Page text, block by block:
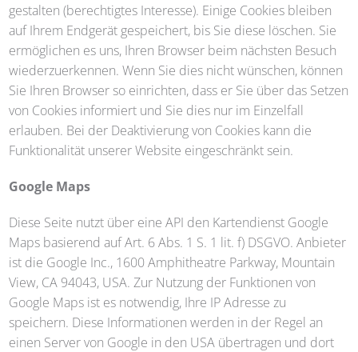
gestalten (berechtigtes Interesse). Einige Cookies bleiben
auf Ihrem Endgerät gespeichert, bis Sie diese löschen. Sie
ermöglichen es uns, Ihren Browser beim nächsten Besuch
wiederzuerkennen. Wenn Sie dies nicht wünschen, können
Sie Ihren Browser so einrichten, dass er Sie über das Setzen
von Cookies informiert und Sie dies nur im Einzelfall
erlauben. Bei der Deaktivierung von Cookies kann die
Funktionalität unserer Website eingeschränkt sein.
Google Maps
Diese Seite nutzt über eine API den Kartendienst Google
Maps basierend auf Art. 6 Abs. 1 S. 1 lit. f) DSGVO. Anbieter
ist die Google Inc., 1600 Amphitheatre Parkway, Mountain
View, CA 94043, USA. Zur Nutzung der Funktionen von
Google Maps ist es notwendig, Ihre IP Adresse zu
speichern. Diese Informationen werden in der Regel an
einen Server von Google in den USA übertragen und dort